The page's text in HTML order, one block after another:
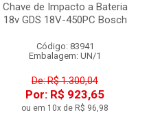
Chave de Impacto a Bateria
18v GDS 18V-450PC Bosch
Código: 83941
Embalagem: UN/1
De: R$ 1.300,04
Por: R$ 923,65
ou em 10x de R$ 96,98